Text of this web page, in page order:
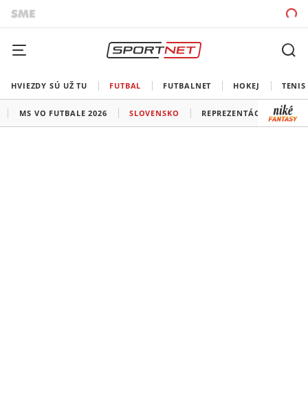
HVIEZDY SÚ UŽ TU FUTBAL FUTBALNET HOKEJ TENIS
MS VO FUTBALE 2026 SLOVENSKO REPREZENTÁCIE